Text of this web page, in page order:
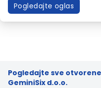
Pogledajte oglas
Pogledajte sve
GeminiSix d.o.o.